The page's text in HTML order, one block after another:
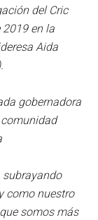
del Cric
en la
Aida
gobernadora
subrayando
como nuestro
somos más